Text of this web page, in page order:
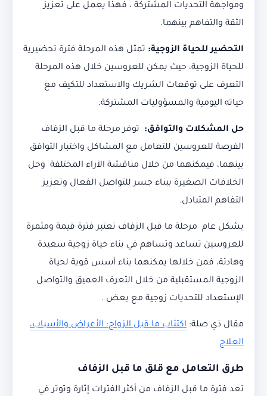
ومواجهة التحديات المشتركة ، فهذا يعمل على تعزيز
الثقة والتفاهم بينهما.
التحضير للحياة الزوجية: تمثل هذه المرحلة فترة تحضيرية
للحياة الزوجية، حيث يمكن للعروسين خلال هذه المرحلة
التعرف على توقعات الشريك والاستعداد للتكيف مع
حياته اليومية والمسؤوليات المشتركة.
حل المشكلات والتوافق: توفر مرحلة ما قبل الزفاف
الفرصة للعروسين للتعامل مع المشاكل واختبار التوافق
بينهما، فيمكنهما من خلال مناقشة الآراء المختلفة وحل
الخلافات الصغيرة ببناء جسر للتواصل الفعال وتعزيز
التفاهم المتبادل.
بشكل عام مرحلة ما قبل الزفاف تعتبر فترة قيمة ومثمرة
للعروسين تساعد وتساهم في بناء حياة زوجية سعيدة
وهادئة، فمن خلالها يمكنهما بناء أسس قوية لحياة
الزوجية المستقبلية من خلال التعرف العميق والتواصل
الإستعداد للتحديات زوجية مع بعض .
مقال ذي صلة: اكتئاب ما قبل الزواج: الأعراض والأسباب،
العلاج
طرق التعامل مع قلق ما قبل الزفاف
تعد فترة ما قبل الزفاف من أكثر الفترات إثارة وتوتر في